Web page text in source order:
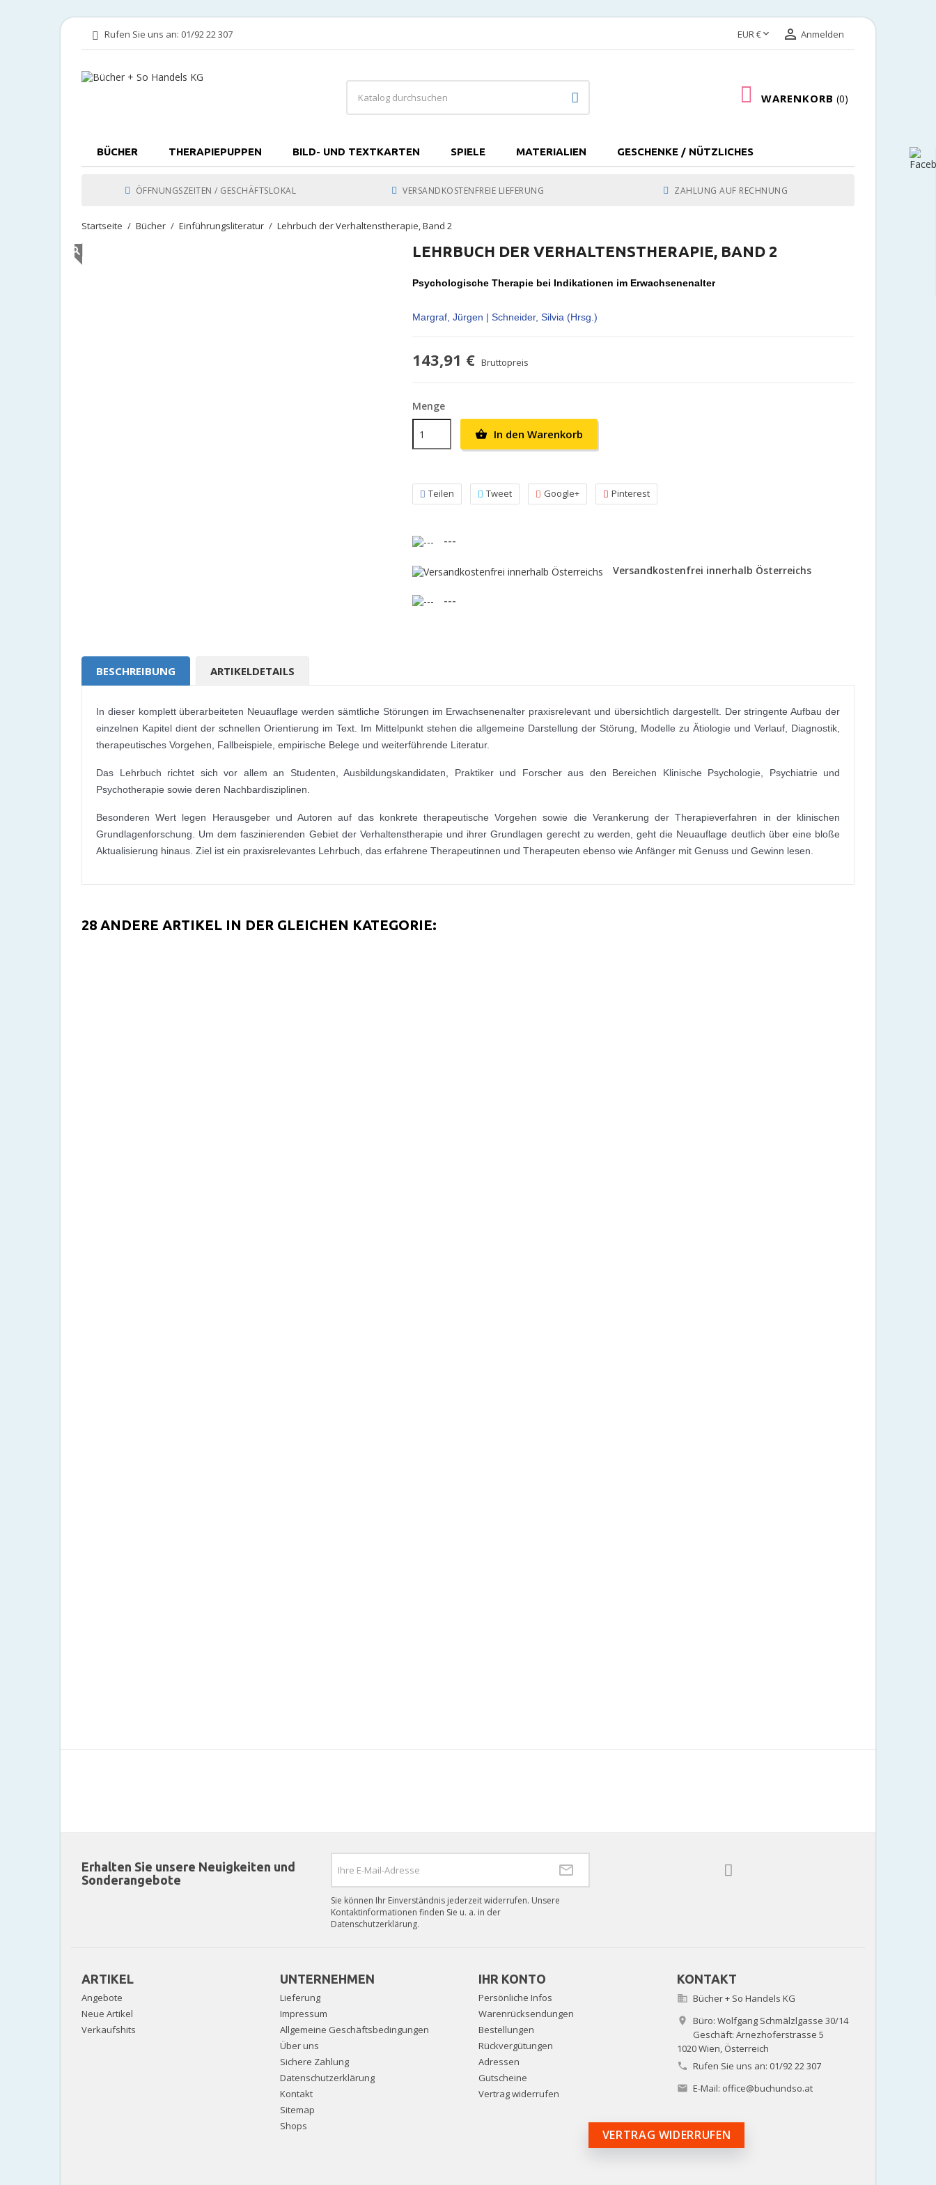
Rufen Sie uns an: 01/92 22 307 EUR €  Anmelden
WARENKORB 0
BÜCHER THERAPIEPUPPEN BILD- UND TEXTKARTEN SPIELE MATERIALIEN GESCHENKE / NÜTZLICHES
ÖFFNUNGSZEITEN / GESCHÄFTSLOKAL VERSANDKOSTENFREIE LIEFERUNG ZAHLUNG AUF RECHNUNG
Startseite Bücher Einführungsliteratur Lehrbuch der Verhaltenstherapie, Band 2
LEHRBUCH DER VERHALTENSTHERAPIE, BAND 2
Psychologische Therapie bei Indikationen im Erwachsenenalter
Margraf, Jürgen | Schneider, Silvia (Hrsg.)
143,91 € Bruttopreis
Menge
 In den Warenkorb
Teilen Tweet Google+ Pinterest
---
Versandkostenfrei innerhalb Österreichs
---
BESCHREIBUNG ARTIKELDETAILS
In dieser komplett überarbeiteten Neuauflage werden sämtliche Störungen im Erwachsenenalter praxisrelevant und übersichtlich dargestellt. Der stringente Aufbau der
einzelnen Kapitel dient der schnellen Orientierung im Text. Im Mittelpunkt stehen die allgemeine Darstellung der Störung, Modelle zu Ätiologie und Verlauf, Diagnostik,
therapeutisches Vorgehen, Fallbeispiele, empirische Belege und weiterführende Literatur.
Das Lehrbuch richtet sich vor allem an Studenten, Ausbildungskandidaten, Praktiker und Forscher aus den Bereichen Klinische Psychologie, Psychiatrie und
Psychotherapie sowie deren Nachbardisziplinen.
Besonderen Wert legen Herausgeber und Autoren auf das konkrete therapeutische Vorgehen sowie die Verankerung der Therapieverfahren in der klinischen
Grundlagenforschung. Um dem faszinierenden Gebiet der Verhaltenstherapie und ihrer Grundlagen gerecht zu werden, geht die Neuauflage deutlich über eine bloße
Aktualisierung hinaus. Ziel ist ein praxisrelevantes Lehrbuch, das erfahrene Therapeutinnen und Therapeuten ebenso wie Anfänger mit Genuss und Gewinn lesen.
28 ANDERE ARTIKEL IN DER GLEICHEN KATEGORIE:
Erhalten Sie unsere Neuigkeiten und
Sonderangebote
Sie können Ihr Einverständnis jederzeit widerrufen. Unsere
Kontaktinformationen finden Sie u. a. in der
Datenschutzerklärung.
ARTIKEL
Angebote
Neue Artikel
Verkaufshits
UNTERNEHMEN
Lieferung
Impressum
Allgemeine Geschäftsbedingungen
Über uns
Sichere Zahlung
Datenschutzerklärung
Kontakt
Sitemap
Shops
IHR KONTO
Persönliche Infos
Warenrücksendungen
Bestellungen
Rückvergütungen
Adressen
Gutscheine
Vertrag widerrufen
KONTAKT
 Bücher + So Handels KG

Büro: Wolfgang Schmälzlgasse 30/14
Geschäft: Arnezhoferstrasse 5
1020 Wien, Österreich
 Rufen Sie uns an: 01/92 22 307
 E-Mail: office@buchundso.at
VERTRAG WIDERRUFEN